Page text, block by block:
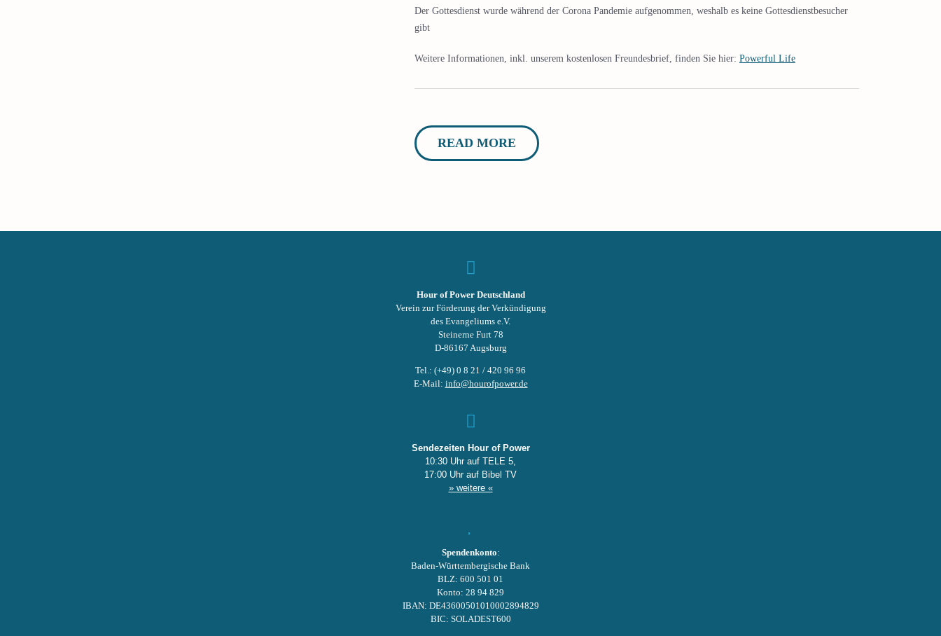
Der Gottesdienst wurde während der Corona Pandemie aufgenommen, weshalb es keine Gottesdienstbesucher
gibt
Weitere Informationen, inkl. unserem kostenlosen Freundesbrief, finden Sie hier: Powerful Life
READ MORE
Hour of Power Deutschland
Verein zur Förderung der Verkündigung
des Evangeliums e.V.
Steinerne Furt 78
D-86167 Augsburg
Tel.: (+49) 0 8 21 / 420 96 96
E-Mail: info@hourofpower.de
Sendezeiten Hour of Power
10:30 Uhr auf TELE 5,
17:00 Uhr auf Bibel TV
» weitere «
Spendenkonto:
Baden-Württembergische Bank
BLZ: 600 501 01
Konto: 28 94 829
IBAN: DE43600501010002894829
BIC: SOLADEST600